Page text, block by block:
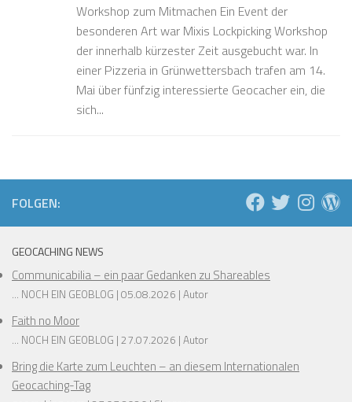
Workshop zum Mitmachen Ein Event der
besonderen Art war Mixis Lockpicking Workshop
der innerhalb kürzester Zeit ausgebucht war. In
einer Pizzeria in Grünwettersbach trafen am 14.
Mai über fünfzig interessierte Geocacher ein, die
sich...
FOLGEN:
GEOCACHING NEWS
Communicabilia – ein paar Gedanken zu Shareables
... NOCH EIN GEOBLOG 05.08.2026 Autor
Faith no Moor
... NOCH EIN GEOBLOG 27.07.2026 Autor
Bring die Karte zum Leuchten – an diesem Internationalen
Geocaching-Tag